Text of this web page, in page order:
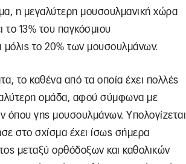
η μεγαλύτερη μουσουλμανική χώρα
το 13% του παγκόσμιου
το 20% των μουσουλμάνων.
το καθένα από τα οποία έχει πολλές
ομάδα, αφού σύμφωνα με
όπου γης μουσουλμάνων. Υπολογίζεται
στο σχίσμα έχει ίσως σήμερα
μεταξύ ορθόδοξων και καθολικών